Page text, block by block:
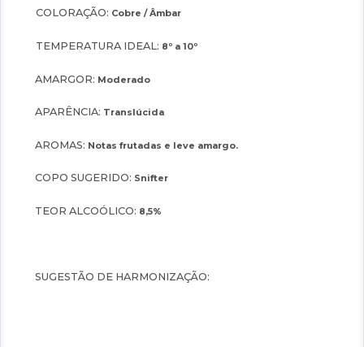
COLORAÇÃO: Cobre / Âmbar
TEMPERATURA IDEAL: 8º a 10º
AMARGOR: Moderado
APARÊNCIA: Translúcida
AROMAS: Notas frutadas e leve amargo.
COPO SUGERIDO: Snifter
TEOR ALCOÓLICO: 8,5%
SUGESTÃO DE HARMONIZAÇÃO: